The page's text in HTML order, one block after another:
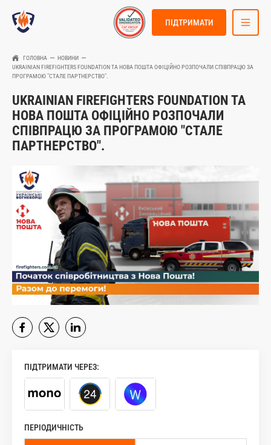
ПІДТРИМАТИ
ГОЛОВНА
НОВИНИ
UKRAINIAN FIREFIGHTERS FOUNDATION ТА НОВА ПОШТА ОФІЦІЙНО РОЗПОЧАЛИ СПІВПРАЦЮ ЗА
ПРОГРАМОЮ "СТАЛЕ ПАРТНЕРСТВО".
UKRAINIAN FIREFIGHTERS FOUNDATION ТА
НОВА ПОШТА ОФІЦІЙНО РОЗПОЧАЛИ
СПІВПРАЦЮ ЗА ПРОГРАМОЮ "СТАЛЕ
ПАРТНЕРСТВО".
ПІДТРИМАТИ ЧЕРЕЗ:
ПЕРІОДИЧНІСТЬ